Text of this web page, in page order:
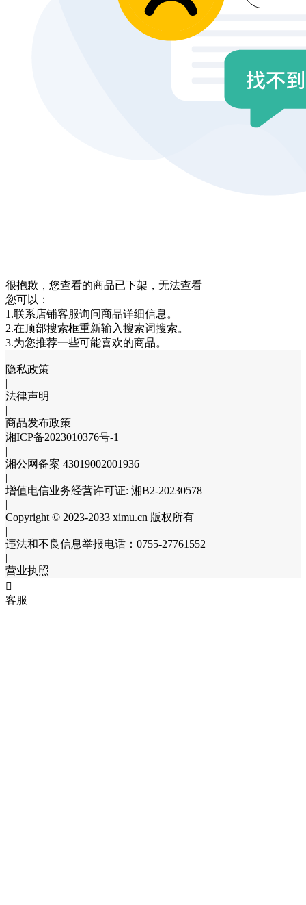
很抱歉，您查看的商品已下架，无法查看
您可以：
1.联系店铺客服询问商品详细信息。
2.在顶部搜索框重新输入搜索词搜索。
3.为您推荐一些可能喜欢的商品。
隐私政策
|
法律声明
|
商品发布政策
湘ICP备2023010376号-1
|
湘公网备案 43019002001936
|
增值电信业务经营许可证: 湘B2-20230578
|
Copyright © 2023-2033 ximu.cn 版权所有
|
违法和不良信息举报电话：0755-27761552
|
营业执照

客服